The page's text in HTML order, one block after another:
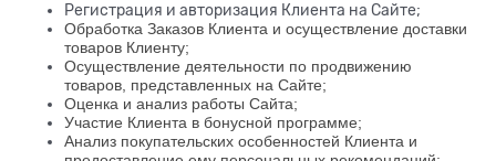
Регистрация и авторизация Клиента на Сайте;
Обработка Заказов Клиента и осуществление доставки
товаров Клиенту;
Осуществление деятельности по продвижению
товаров, представленных на Сайте;
Оценка и анализ работы Сайта;
Участие Клиента в бонусной программе;
Анализ покупательских особенностей Клиента и